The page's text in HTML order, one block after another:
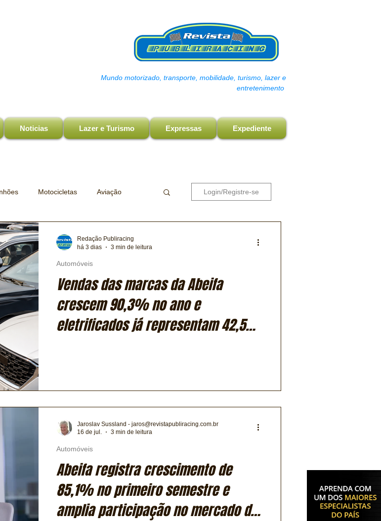
Mundo motorizado, transporte, mobilidade, turismo, lazer e
entretenimento
Noticias Lazer e Turismo Expressas Expediente
Motocicletas Aviação
Trens e Metrô
Logística Expressas Clássicos
Login/Registre-se
Vendas das marcas da Abeifa
crescem 90,3% no ano e
eletrificados já representam 42,5%
Automóveis
Redação Publiracing
há 3 dias
3 min de leitura
Abeifa registra crescimento de
85,1% no primeiro semestre e
amplia participação no mercado de
Automóveis
Jaroslav Sussland - jaros@revistapubliracing.com.br
16 de jul.
3 min de leitura